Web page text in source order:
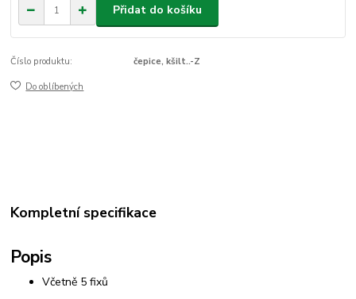
Přidat do košíku
Číslo produktu: čepice, kšilt..-Z
Do oblíbených
Kompletní specifikace
Popis
Včetně 5 fixů